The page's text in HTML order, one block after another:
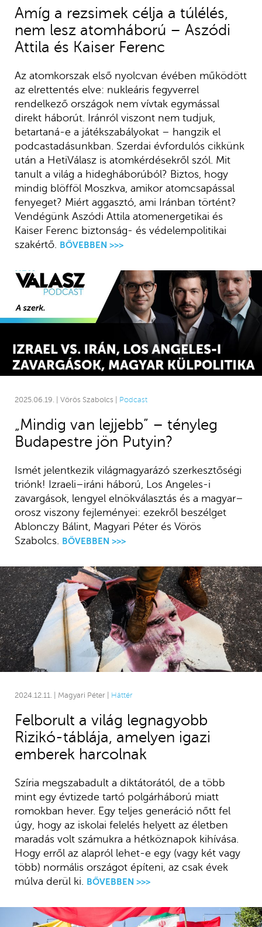
Amíg a rezsimek célja a túlélés,
nem lesz atomháború – Aszódi
Attila és Kaiser Ferenc
Az atomkorszak első nyolcvan évében működött
az elrettentés elve: nukleáris fegyverrel
rendelkező országok nem vívtak egymással
direkt háborút. Iránról viszont nem tudjuk,
betartaná-e a játékszabályokat – hangzik el
podcastadásunkban. Szerdai évfordulós cikkünk
után a HetiVálasz is atomkérdésekről szól. Mit
tanult a világ a hidegháborúból? Biztos, hogy
mindig blöfföl Moszkva, amikor atomcsapással
fenyeget? Miért aggasztó, ami Iránban történt?
Vendégünk Aszódi Attila atomenergetikai és
Kaiser Ferenc biztonság- és védelempolitikai
szakértő.
BŐVEBBEN >>>
2025.06.19. | Vörös Szabolcs | Podcast
„Mindig van lejjebb” – tényleg
Budapestre jön Putyin?
Ismét jelentkezik világmagyarázó szerkesztőségi
triónk! Izraeli–iráni háború, Los Angeles-i
zavargások, lengyel elnökválasztás és a magyar–
orosz viszony fejleményei: ezekről beszélget
Ablonczy Bálint, Magyari Péter és Vörös
Szabolcs.
BŐVEBBEN >>>
2024.12.11. | Magyari Péter | Háttér
Felborult a világ legnagyobb
Rizikó-táblája, amelyen igazi
emberek harcolnak
Szíria megszabadult a diktátorától, de a több
mint egy évtizede tartó polgárháború miatt
romokban hever. Egy teljes generáció nőtt fel
úgy, hogy az iskolai felelés helyett az életben
maradás volt számukra a hétköznapok kihívása.
Hogy erről az alapról lehet-e egy (vagy két vagy
több) normális országot építeni, az csak évek
múlva derül ki. BŐVEBBEN >>>